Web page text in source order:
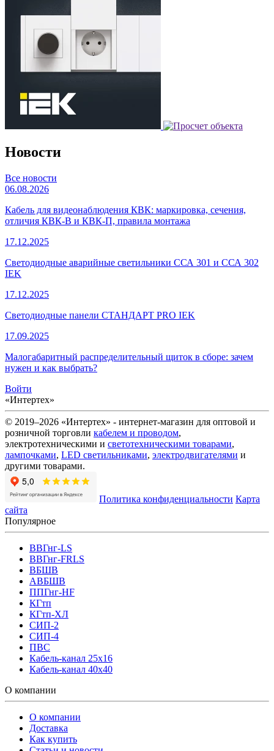
Новости
Все новости
06.08.2026
Кабель для видеонаблюдения КВК: маркировка, сечения,
отличия КВК-В и КВК-П, правила монтажа
17.12.2025
Светодиодные аварийные светильники ССА 301 и ССА 302
IEK
17.12.2025
Светодиодные панели СТАНДАРТ PRO IEK
17.09.2025
Малогабаритный распределительный щиток в сборе: зачем
нужен и как выбрать?
Войти
«Интертех»
© 2019–2026 «Интертех» - интернет-магазин для оптовой и
розничной торговли кабелем и проводом,
электротехническими и светотехническими товарами,
лампочками, LED светильниками, электродвигателями и
другими товарами.
Политика конфиденциальности Карта
сайта
Популярное
ВВГнг-LS
ВВГнг-FRLS
ВБШВ
АВБШВ
ППГнг-HF
КГтп
КГтп-ХЛ
СИП-2
СИП-4
ПВС
Кабель-канал 25х16
Кабель-канал 40х40
О компании
О компании
Доставка
Как купить